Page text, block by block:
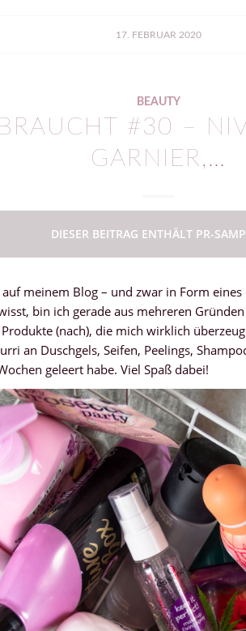
17. FEBRUAR 2020
BEAUTY
#30 –
GARNIER,…
DIESER BEITRAG ENTHÄLT PR-
meinem Blog – und zwar in Form
bin ich gerade aus mehreren
(nach), die mich wirklich
an Duschgels, Seifen, Peelings,
geleert habe. Viel Spaß dabei!